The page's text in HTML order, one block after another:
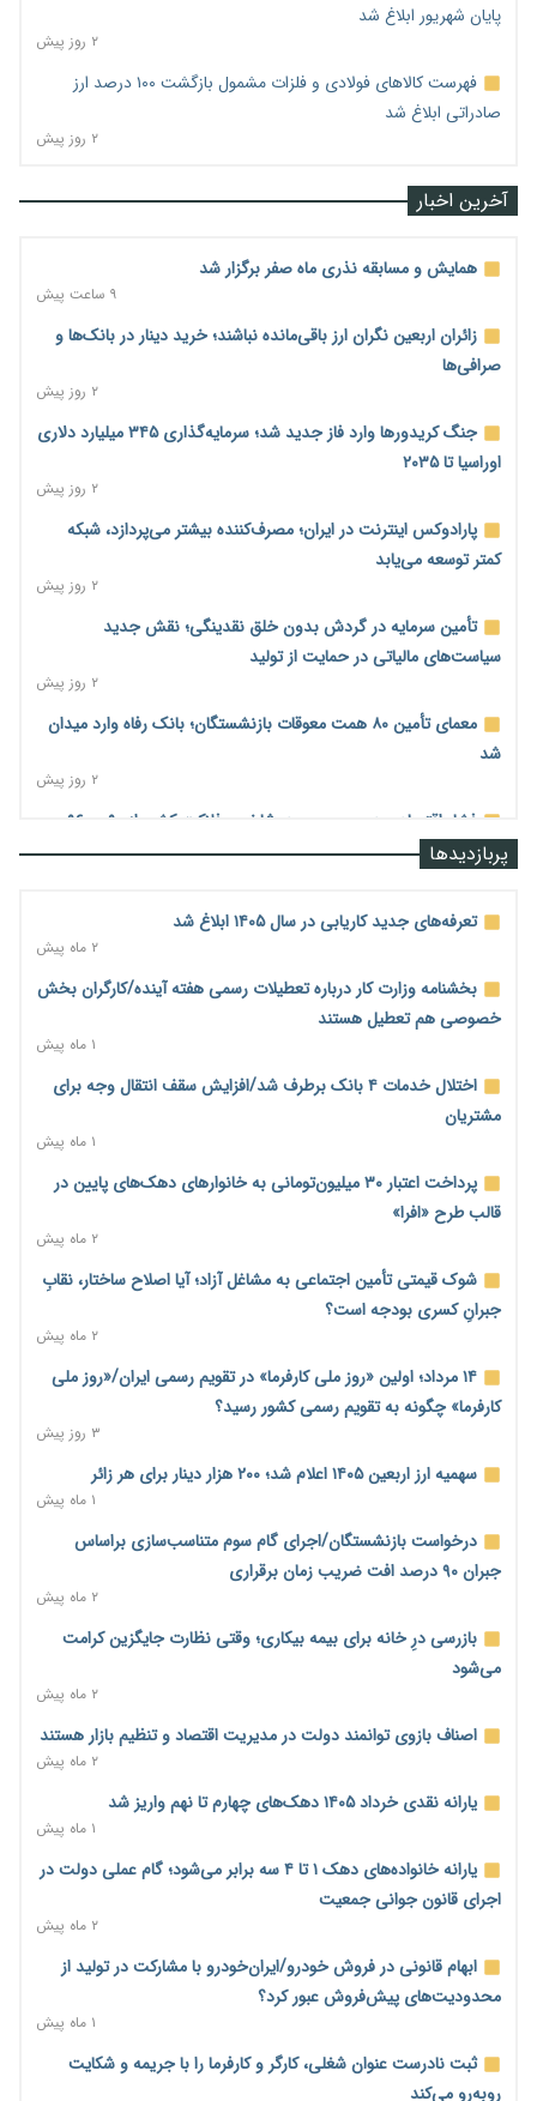
پایان شهریور ابلاغ شد
۲ روز پیش
فهرست کالاهای فولادی و فلزات مشمول بازگشت ۱۰۰ درصد ارز
صادراتی ابلاغ شد
۲ روز پیش
آخرین اخبار
همایش و مسابقه نذری ماه صفر برگزار شد
۹ ساعت پیش
زائران اربعین نگران ارز باقی‌مانده نباشند؛ خرید دینار در بانک‌ها و
صرافی‌ها
۲ روز پیش
جنگ کریدورها وارد فاز جدید شد؛ سرمایه‌گذاری ۳۴۵ میلیارد دلاری
اوراسیا تا ۲۰۳۵
۲ روز پیش
پارادوکس اینترنت در ایران؛ مصرف‌کننده بیشتر می‌پردازد، شبکه
کمتر توسعه می‌یابد
۲ روز پیش
تأمین سرمایه در گردش بدون خلق نقدینگی؛ نقش جدید
سیاست‌های مالیاتی در حمایت از تولید
۲ روز پیش
معمای تأمین ۸۰ همت معوقات بازنشستگان؛ بانک رفاه وارد میدان
شد
۲ روز پیش
فشار اقتصادی در مسیر صعود؛ شاخص فلاکت کشور از ۹۰ به ۹۶
درصد رسید
رشد ۷۵ هزار میلیاردی بازار خرید اعتباری؛ فین‌تک‌ها وارد میدان
احتمال اختلال ۲۴ ساعته در سامانه‌های تأمین اجتماعی
۲ روز پیش
آغاز اجرای پایلوت «ردا کارت» برای دانشجویان تحصیلات تکمیلی
محدودیت تازه برای شبکه بانکی؛ افزایش سپرده قانونی با هدف
کنترل تورم
ترمز تولید خودرو کشیده شد؛ افت ۲۵ درصدی تیراژ ایران‌خودرو،
سایپا و پارس‌خودرو
۲ روز پیش
نماینده مجلس: توسعه مرزهای زمینی به راهبرد تأمین کالاهای
خانه کارگر قزوین: شکاف دستمزد و هزینه معیشت هر روز عمیق‌تر
می‌شود
رئیس سازمان امور مالیاتی: بلاگرهای پردرآمد مشمول پرداخت
مالیات هستند
پیش‌بینی افزایش تولید برنج؛ نیاز وارداتی کشور به ۵۰۰ هزار تن
کاهش می‌یابد
۲ روز پیش
اختیارات جدید گمرکات برای تمدید ورود موقت کالا و خودرو تا
مرحله سیزدهم کالابرگ در سایه تورم؛ قدرت خرید یارانه یک‌میلیونی
پربازدیدها
تعرفه‌های جدید کاریابی در سال ۱۴۰۵ ابلاغ شد
۲ ماه پیش
بخشنامه وزارت کار درباره تعطیلات رسمی هفته آینده/کارگران بخش
خصوصی هم تعطیل هستند
۱ ماه پیش
اختلال خدمات ۴ بانک برطرف شد/افزایش سقف انتقال وجه برای
مشتریان
۱ ماه پیش
پرداخت اعتبار ۳۰ میلیون‌تومانی به خانوارهای دهک‌های پایین در
قالب طرح «افرا»
۲ ماه پیش
شوک قیمتی تأمین اجتماعی به مشاغل آزاد؛ آیا اصلاح ساختار، نقابِ
جبرانِ کسری بودجه است؟
۲ ماه پیش
۱۴ مرداد؛ اولین «روز ملی کارفرما» در تقویم رسمی ایران/«روز ملی
کارفرما» چگونه به تقویم رسمی کشور رسید؟
۳ روز پیش
سهمیه ارز اربعین ۱۴۰۵ اعلام شد؛ ۲۰۰ هزار دینار برای هر زائر
۱ ماه پیش
درخواست بازنشستگان/اجرای گام سوم متناسب‌سازی براساس
جبران ۹۰ درصد افت ضریب زمان برقراری
۲ ماه پیش
بازرسی درِ خانه برای بیمه بیکاری؛ وقتی نظارت جایگزین کرامت
می‌شود
۲ ماه پیش
اصناف بازوی توانمند دولت در مدیریت اقتصاد و تنظیم بازار هستند
۲ ماه پیش
یارانه نقدی خرداد ۱۴۰۵ دهک‌های چهارم تا نهم واریز شد
۱ ماه پیش
یارانه خانواده‌های دهک ۱ تا ۴ سه برابر می‌شود؛ گام عملی دولت در
اجرای قانون جوانی جمعیت
۲ ماه پیش
ابهام قانونی در فروش خودرو/ایران‌خودرو با مشارکت در تولید از
محدودیت‌های پیش‌فروش عبور کرد؟
۱ ماه پیش
ثبت نادرست عنوان شغلی، کارگر و کارفرما را با جریمه و شکایت
روبه‌رو می‌کند